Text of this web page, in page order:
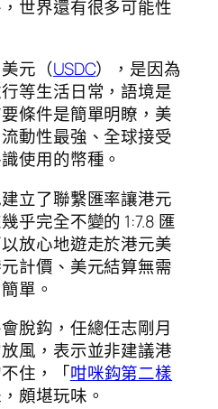
世界還有很多可能性
元（USDC），是因為
等生活日常，語境是
條件是簡單明瞭，美
動性最強、全球接受
使用的幣種。
立了聯繫匯率讓港元
乎完全不變的 1:7.8 匯
放心地遊走於港元美
計價、美元結算無需
單。
脫鈎，任總任志剛月
風，表示並非建議港
住，「咁咪鈎第二樣
頗堪玩味。